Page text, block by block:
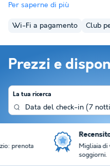
Per saperne di più
Wi-Fi a pagamento Club
Prezzi e
La tua ricerca
Data del check-in (7 notti
Recensito 4,5/5 su
Migliaia di viaggiatori
soggiorni.